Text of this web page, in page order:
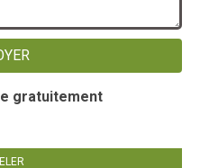
gratuitement